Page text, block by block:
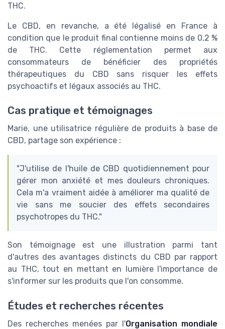
THC.
Le CBD, en revanche, a été légalisé en France à
condition que le produit final contienne moins de 0,2 %
de THC. Cette réglementation permet aux
consommateurs de bénéficier des propriétés
thérapeutiques du CBD sans risquer les effets
psychoactifs et légaux associés au THC.
Cas pratique et témoignages
Marie, une utilisatrice régulière de produits à base de
CBD, partage son expérience :
"J'utilise de l'huile de CBD quotidiennement pour
gérer mon anxiété et mes douleurs chroniques.
Cela m'a vraiment aidée à améliorer ma qualité de
vie sans me soucier des effets secondaires
psychotropes du THC."
Son témoignage est une illustration parmi tant
d'autres des avantages distincts du CBD par rapport
au THC, tout en mettant en lumière l'importance de
s'informer sur les produits que l'on consomme.
Études et recherches récentes
Des recherches menées par l'Organisation mondiale